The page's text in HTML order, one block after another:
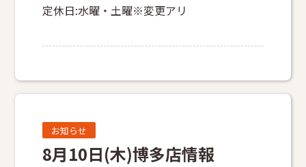
定休日:水曜・土曜※変更アリ
お知らせ
8月10日(木)博多店情報